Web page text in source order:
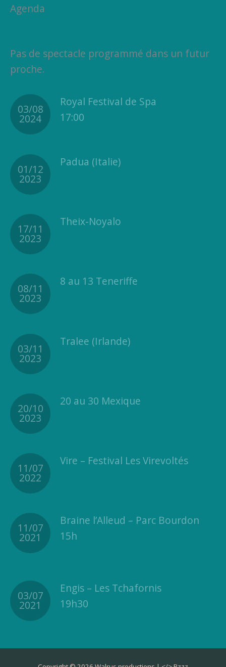
Agenda
Pas de spectacle programmé dans un futur
proche.
03/08
2024
Royal Festival de Spa
17:00
01/12
2023
Padua (Italie)
17/11
2023
Theix-Noyalo
08/11
2023
8 au 13 Teneriffe
03/11
2023
Tralee (Irlande)
20/10
2023
20 au 30 Mexique
11/07
2022
Vire – Festival Les Virevoltés
11/07
2021
Braine l’Alleud – Parc Bourdon
15h
03/07
2021
Engis – Les Tchafornis
19h30